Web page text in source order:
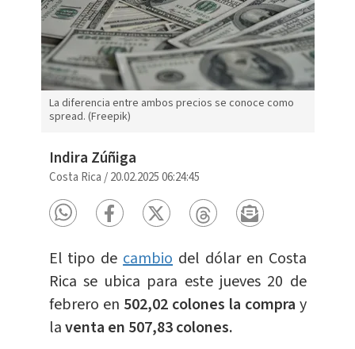
La diferencia entre ambos precios se conoce como
spread. (Freepik)
Indira Zúñiga
Costa Rica /20.02.2025 06:24:45
El tipo decambio del dólar en Costa
Rica se ubica para este jueves 20 de
febrero en 502,02 colones la compra y
laventa en 507,83 colones.